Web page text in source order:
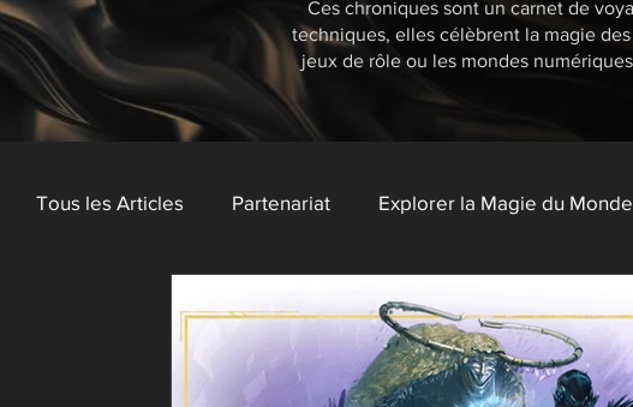
Ces chroniques sont un carnet de
techniques, elles célèbrent la magie
jeux de rôle ou les mondes
Tous les Articles Partenariat Explorer la Magie du
Jeux Vidéo RPG
JDR indépendants & créateurs